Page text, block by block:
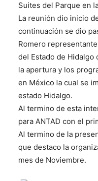
Suites del Parque en
La reunión dio inicio
continuación se dio
Romero
del Estado de Hidalgo
la apertura y los
en México la cual se
estado Hidalgo.
Al termino de esta
para ANTAD con el
Al termino de la
que destaco la
mes de Noviembre.